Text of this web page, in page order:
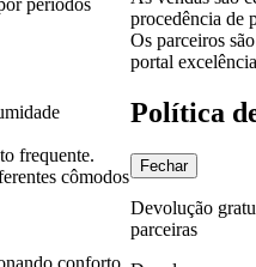
procedência de
Os parceiros
portal
Política
Fechar
Devolução
parceiras
períodos
frequente.
cômodos